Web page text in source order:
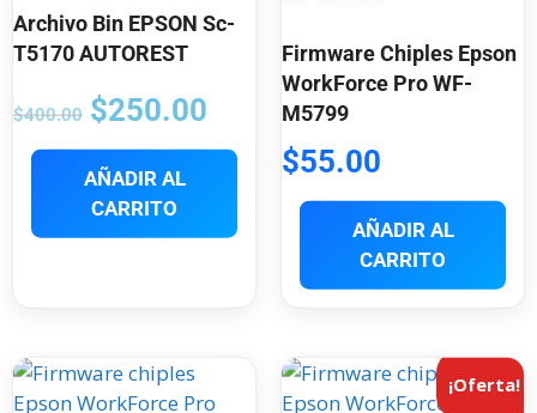
Archivo Bin EPSON Sc-
T5170 AUTOREST
$400.00 $250.00
AÑADIR AL
CARRITO
Firmware Chiples Epson
WorkForce Pro WF-
M5799
$55.00
AÑADIR AL
CARRITO
¡Oferta!